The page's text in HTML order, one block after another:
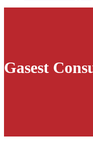
Gasest